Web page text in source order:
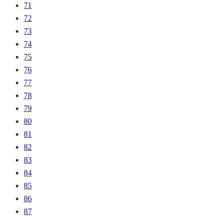
71
72
73
74
75
76
77
78
79
80
81
82
83
84
85
86
87